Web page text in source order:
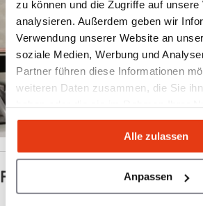
zu können und die Zugriffe auf unsere
analysieren. Außerdem geben wir
Verwendung unserer Website an
soziale Medien, Werbung und
Partner führen diese Informationen
weiteren Daten zusammen, die Sie
gesammelt haben.
Alle zulassen
Anpassen
FAQ